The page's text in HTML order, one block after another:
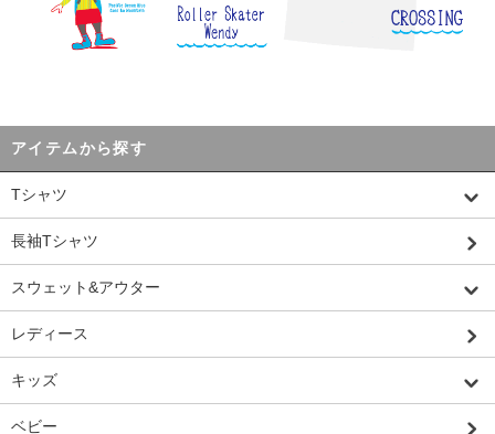
アイテムから探す
Tシャツ
長袖Tシャツ
スウェット&アウター
レディース
キッズ
ベビー